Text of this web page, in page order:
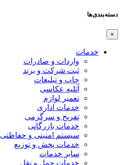
دسته‌بندی‌ها
×
خدمات
واردات و صادرات
ثبت شرکت و برند
چاپ و تبلیغات
آتلیه عکاسی
تعمیر لوازم
خدمات اداری
تفریح و سرگرمی
خدمات بازرگانی
سیستم امنیتی و حفاظتی
خدمات پخش و توزیع
سایر خدمات
خدمات حمل و نقل